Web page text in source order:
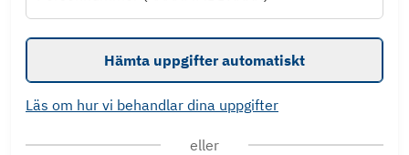
Hämta uppgifter automatiskt
Läs om hur vi behandlar dina uppgifter
eller